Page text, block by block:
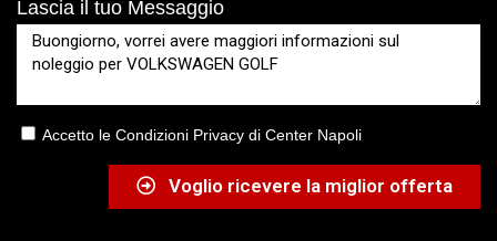
Lascia il tuo Messaggio
Accetto le Condizioni Privacy di Center Napoli
Voglio ricevere la miglior offerta